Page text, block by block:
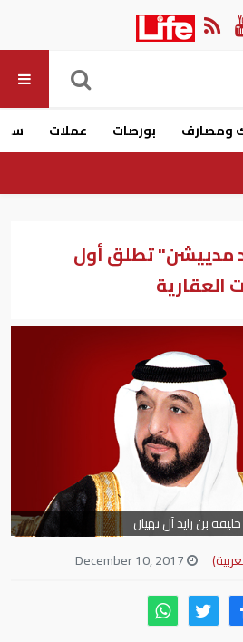
ومصارف بورصات عملات
مدييشن" تطلق أول
العقارية
بن زايد آل نهيان